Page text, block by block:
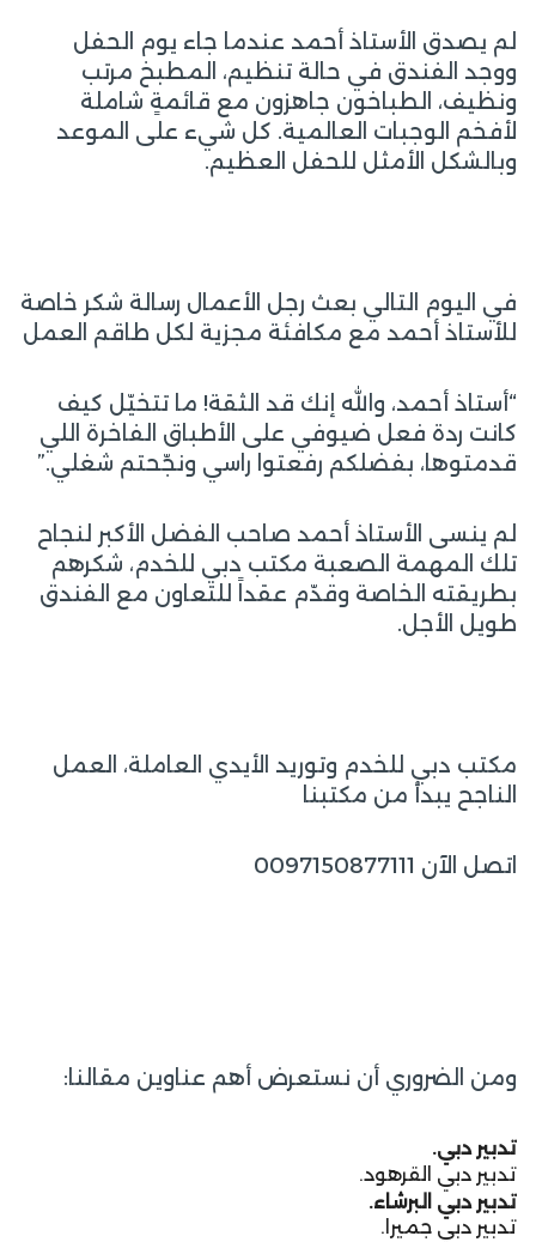
لم يصدق الأستاذ أحمد عندما جاء يوم الحفل
ووجد الفندق في حالة تنظيم، المطبخ مرتب
ونظيف، الطباخون جاهزون مع قائمةٍ شاملة
لأفخم الوجبات العالمية. كل شيء على الموعد
وبالشكل الأمثل للحفل العظيم.
في اليوم التالي بعث رجل الأعمال رسالة شكر خاصة
للأستاذ أحمد مع مكافئة مجزية لكل طاقم العمل
“أستاذ أحمد، والله إنك قد الثقة! ما تتخيّل كيف
كانت ردة فعل ضيوفي على الأطباق الفاخرة اللي
قدمتوها، بفضلكم رفعتوا راسي ونجّحتم شغلي.”
لم ينسى الأستاذ أحمد صاحب الفضل الأكبر لنجاح
تلك المهمة الصعبة مكتب دبي للخدم، شكرهم
بطريقته الخاصة وقدّم عقداً للتعاون مع الفندق
طويل الأجل.
مكتب دبي للخدم وتوريد الأيدي العاملة، العمل
الناجح يبدأ من مكتبنا
اتصل الآن 0097150877111
ومن الضروري أن نستعرض أهم عناوين مقالنا:
تدبير دبي.
تدبير دبي القرهود.
تدبير دبي البرشاء.
تدبير دبي جميرا.